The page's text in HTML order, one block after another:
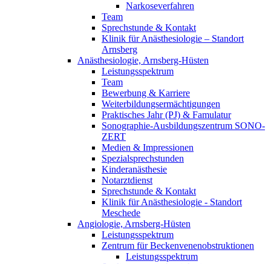
Narkoseverfahren
Team
Sprechstunde & Kontakt
Klinik für Anästhesiologie – Standort
Arnsberg
Anästhesiologie, Arnsberg-Hüsten
Leistungsspektrum
Team
Bewerbung & Karriere
Weiterbildungsermächtigungen
Praktisches Jahr (PJ) & Famulatur
Sonographie-Ausbildungszentrum SONO-
ZERT
Medien & Impressionen
Spezialsprechstunden
Kinderanästhesie
Notarztdienst
Sprechstunde & Kontakt
Klinik für Anästhesiologie - Standort
Meschede
Angiologie, Arnsberg-Hüsten
Leistungsspektrum
Zentrum für Beckenvenenobstruktionen
Leistungsspektrum